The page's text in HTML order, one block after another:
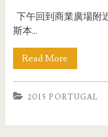
下午回到商業廣場附
斯本...
Read More
2015 PORTUGAL